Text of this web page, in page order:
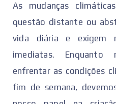
As mudanças
questão distante ou
vida diária e exigem
imediatas. Enquanto
enfrentar as condições
fim de semana,